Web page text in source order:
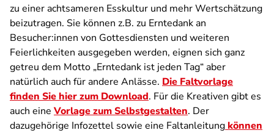
zu einer achtsameren Esskultur und mehr Wertschätzung
beizutragen. Sie können z.B. zu Erntedank an
Besucher:innen von Gottesdiensten und weiteren
Feierlichkeiten ausgegeben werden, eignen sich ganz
getreu dem Motto „Erntedank ist jeden Tag“ aber
natürlich auch für andere Anlässe. Die Faltvorlage
finden Sie hier zum Download. Für die Kreativen gibt es
auch eine Vorlage zum Selbstgestalten. Der
dazugehörige Infozettel sowie eine Faltanleitung können